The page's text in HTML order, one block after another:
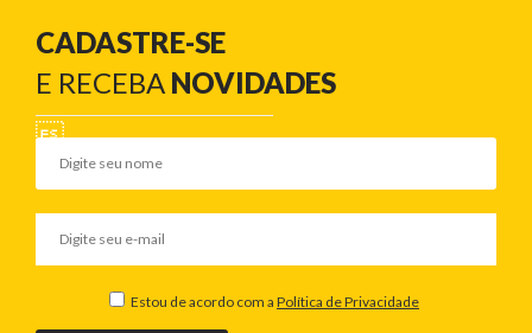
CADASTRE-SE
E RECEBA NOVIDADES
Estou de acordo com a Política de Privacidade